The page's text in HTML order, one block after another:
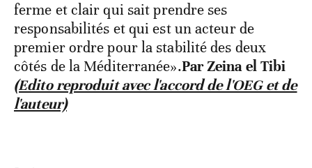
ferme et clair qui sait prendre ses
responsabilités et qui est un acteur de
premier ordre pour la stabilité des deux
côtés de la Méditerranée».Par Zeina el Tibi
(Edito reproduit avec l'accord de l'OEG et de
l'auteur)